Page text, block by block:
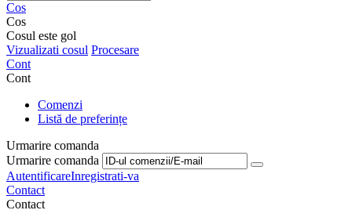
Cos
Cos
Cosul este gol
Vizualizati cosul Procesare
Cont
Cont
Comenzi
Listă de preferințe
Urmarire comanda
Urmarire comanda
AutentificareInregistrati-va
Contact
Contact